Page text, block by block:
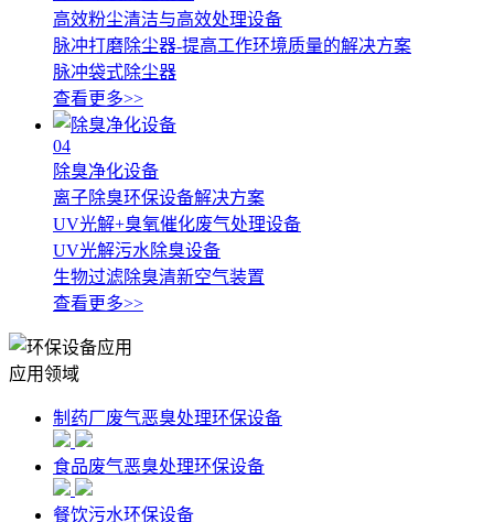
高效粉尘清洁与高效处理设备
脉冲打磨除尘器-提高工作环境质量的解决方案
脉冲袋式除尘器
查看更多>>
04
除臭净化设备
离子除臭环保设备解决方案
UV光解+臭氧催化废气处理设备
UV光解污水除臭设备
生物过滤除臭清新空气装置
查看更多>>
应用领域
制药厂废气恶臭处理环保设备
食品废气恶臭处理环保设备
餐饮污水环保设备